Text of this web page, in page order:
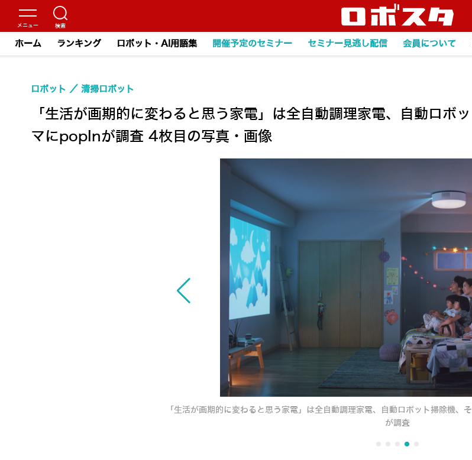
ホーム ランキング ロボット・AI用語集 開催予定のセミナー セミナー見逃し配信 会員について
「生活が画期的に変わると思う家電」は全自動調理家電、自動ロ
マにpopInが調査 4枚目の写真・画像
ロボット 清掃ロボット
「生活が画期的に変わると思う家電」は全自動調理家電、自動ロボット掃除機
が調査